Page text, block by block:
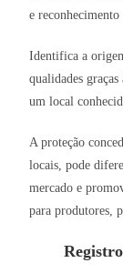
e
Identifica a
qualidades
um local
A proteção
locais, pode
mercado e
para produtores,